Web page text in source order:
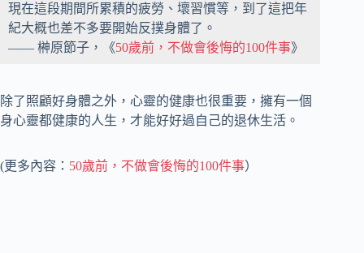
現在這段期間所累積的疲勞、壞習慣等，到了這把年
紀大概也差不多要開始反撲身體了。
—— 榊原節子，《50歲前，不做會後悔的100件事》
除了照顧好身體之外，心靈的健康也很重要，擁有一個
身心靈都健康的人生，才能好好過自己的退休生活。
(更多內容： 50歲前，不做會後悔的100件事）